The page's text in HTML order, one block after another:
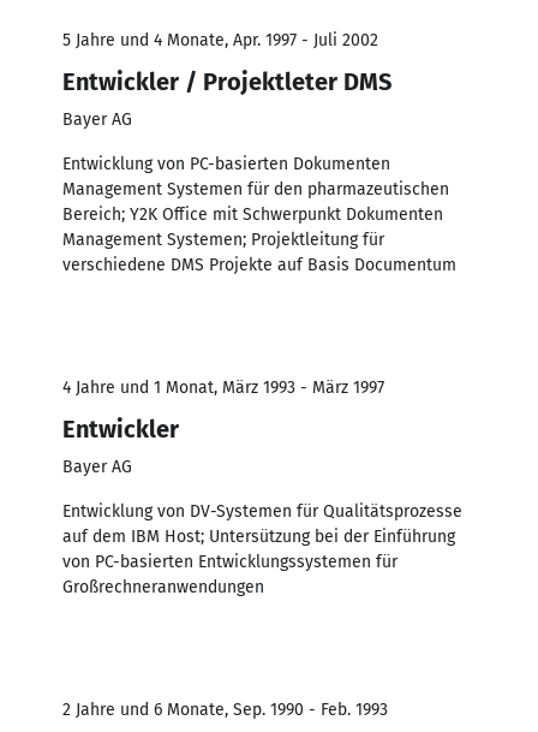
5 Jahre und 4 Monate, Apr. 1997 - Juli 2002
Entwickler / Projektleter DMS
Bayer AG
Entwicklung von PC-basierten Dokumenten
Management Systemen für den pharmazeutischen
Bereich; Y2K Office mit Schwerpunkt Dokumenten
Management Systemen; Projektleitung für
verschiedene DMS Projekte auf Basis Documentum
4 Jahre und 1 Monat, März 1993 - März 1997
Entwickler
Bayer AG
Entwicklung von DV-Systemen für Qualitätsprozesse
auf dem IBM Host; Untersützung bei der Einführung
von PC-basierten Entwicklungssystemen für
Großrechneranwendungen
2 Jahre und 6 Monate, Sep. 1990 - Feb. 1993